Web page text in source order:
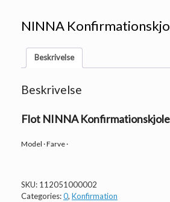
NINNA
Beskrivelse
Beskrivelse
Flot NINNA
Model · Farve ·
SKU: 112051000002
Categories:0, Konfirmation